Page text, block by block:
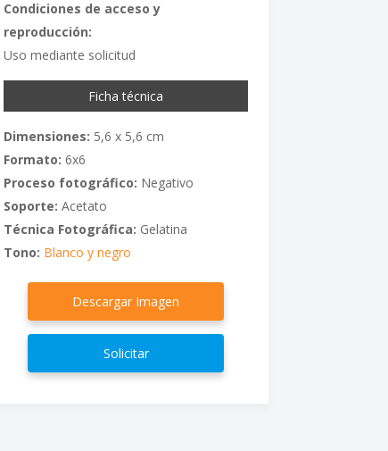
Condiciones de acceso y
reproducción:
Uso mediante solicitud
Ficha técnica
Dimensiones: 5,6 x 5,6 cm
Formato: 6x6
Proceso fotográfico: Negativo
Soporte: Acetato
Técnica Fotográfica: Gelatina
Tono: Blanco y negro
Descargar Imagen
Solicitar